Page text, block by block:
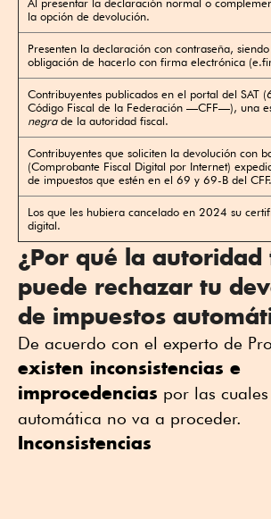
Al presentar la declaración normal o
la opción de devolución.
Presenten la declaración con contraseña,
obligación de hacerlo con firma electrónica
Contribuyentes publicados en el portal del SAT
Código Fiscal de la Federación —CFF—), una
negrade la autoridad fiscal.
Contribuyentes que soliciten la devolución con
(Comprobante Fiscal Digital por Internet)
de impuestos que estén en el 69 y 69-B del CFF.
Los que les hubiera cancelado en 2024 su
digital.
¿Por qué la
puede rechazar tu
de impuestos
De acuerdo con el experto de
existen inconsistencias e
improcedencias por las
automática no va a proceder.
Inconsistencias